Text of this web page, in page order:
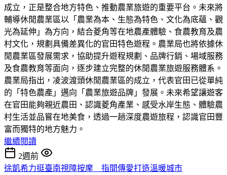
成立，正是整合地方特色、推動農業旅遊的重要平台。未來將
輔導休閒農業區以「農業為本、生態為特色、文化為底蘊、觀
光為延伸」為方向，結合菱角等在地農產體驗、食農教育及農
村文化，規劃具備差異化的官田特色遊程。農業局也將依據休
閒農業區發展需求，協助提升遊程規劃、品牌行銷、場域服務
及食農教育等面向，逐步建立完整的休閒農業旅遊服務體系。
農業局指出，凌波渡頭休閒農業區的成立，代表官田已從單純
的「特色農產」邁向「農業旅遊品牌」發展。未來希望讓遊客
在官田能夠親近農田、認識菱角產業、感受水岸生態、體驗農
村生活並品嘗在地美食，透過一趟深度農遊旅程，認識官田豐
富而獨特的地方魅力。
繼續閱讀
2週前
徐凱希力挺臺南視障按摩 指間傳愛打造溫暖城市